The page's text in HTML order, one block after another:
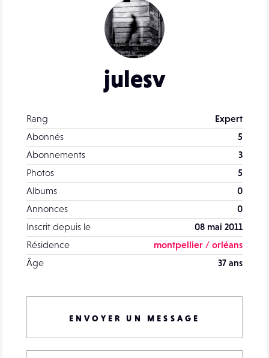
julesv
Rang
Expert
Abonnés
5
Abonnements
3
Photos
5
Albums
0
Annonces
0
Inscrit depuis le
08 mai 2011
Résidence
montpellier / orléans
Âge
37 ans
ENVOYER UN MESSAGE